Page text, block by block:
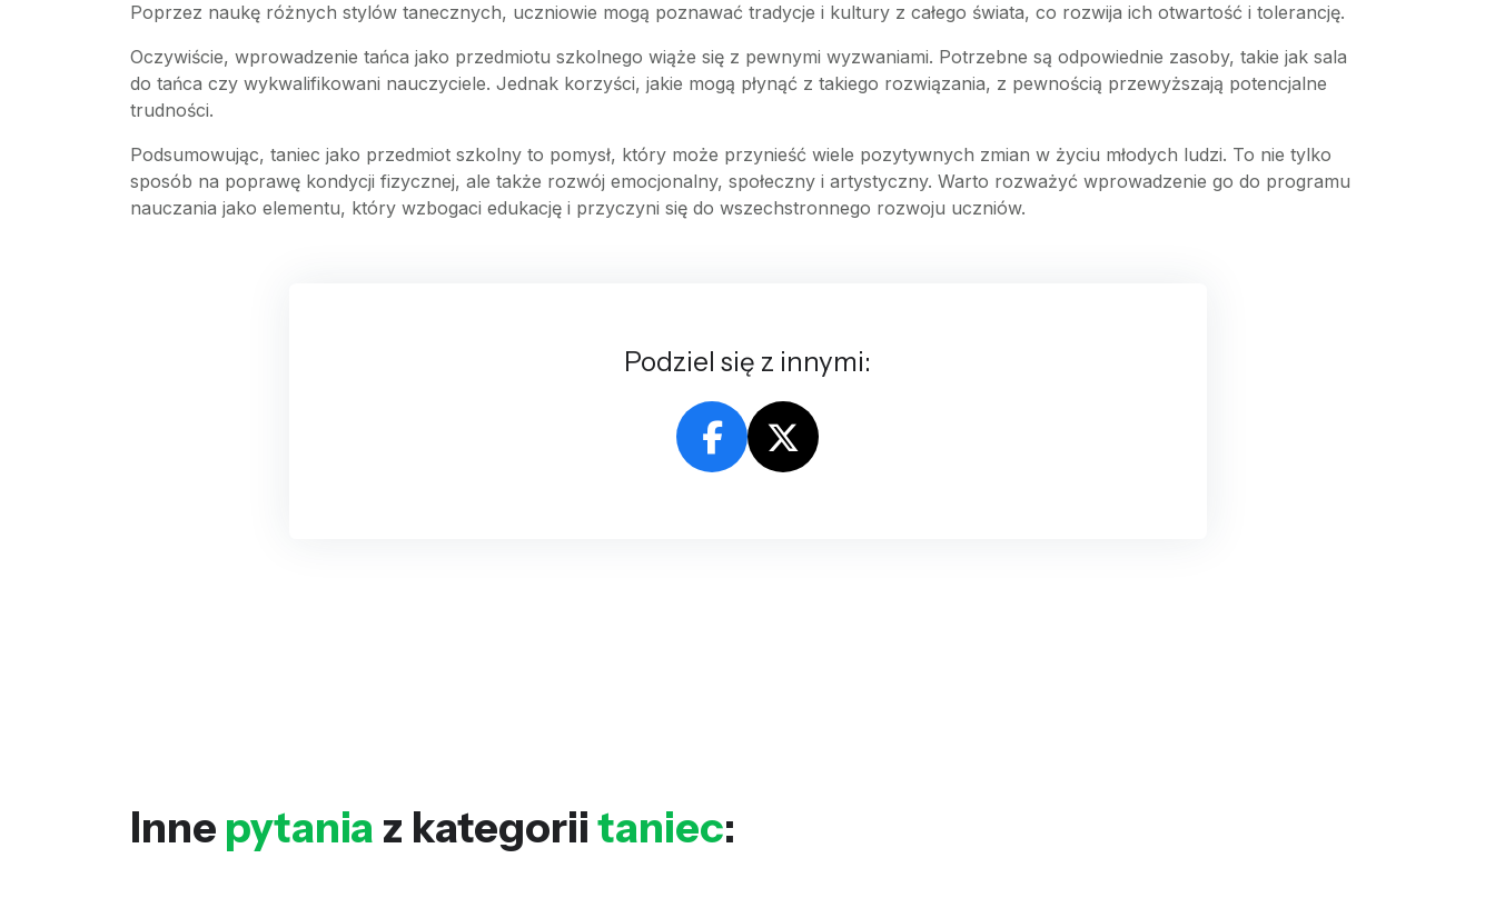
Poprzez naukę różnych stylów tanecznych, uczniowie mogą poznawać tradycje i kultury z całego świata, co rozwija ich otwartość i tolerancję.
Oczywiście, wprowadzenie tańca jako przedmiotu szkolnego wiąże się z pewnymi wyzwaniami. Potrzebne są odpowiednie zasoby, takie jak sala
do tańca czy wykwalifikowani nauczyciele. Jednak korzyści, jakie mogą płynąć z takiego rozwiązania, z pewnością przewyższają potencjalne
trudności.
Podsumowując, taniec jako przedmiot szkolny to pomysł, który może przynieść wiele pozytywnych zmian w życiu młodych ludzi. To nie tylko
sposób na poprawę kondycji fizycznej, ale także rozwój emocjonalny, społeczny i artystyczny. Warto rozważyć wprowadzenie go do programu
nauczania jako elementu, który wzbogaci edukację i przyczyni się do wszechstronnego rozwoju uczniów.
Podziel się z innymi:
Inne pytania z kategoriitaniec: